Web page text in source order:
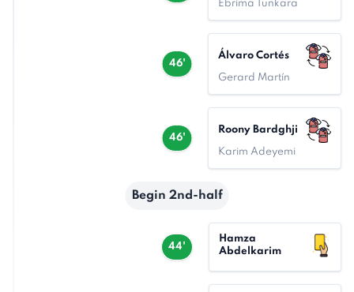
Ebrima Tunkara
46'
Álvaro Cortés
Gerard Martín
46'
Roony Bardghji
Karim Adeyemi
Begin 2nd-half
44'
Hamza
Abdelkarim